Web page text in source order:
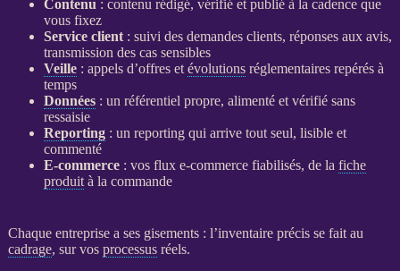
Contenu : contenu rédigé, vérifié et publié à la cadence que
vous fixez
Service client: suivi des demandes clients, réponses aux avis,
transmission des cas sensibles
Veille: appels d’offres et évolutionsréglementaires repérés à
temps
Données: un référentiel propre, alimenté et vérifié sans
ressaisie
Reporting: un reportingqui arrive tout seul, lisible et
commenté
E-commerce: vos flux e-commercefiabilisés, de la fiche
produità la commande
Chaque entreprise a ses gisements : l’inventaire précis se fait au
cadrage, sur vos processusréels.